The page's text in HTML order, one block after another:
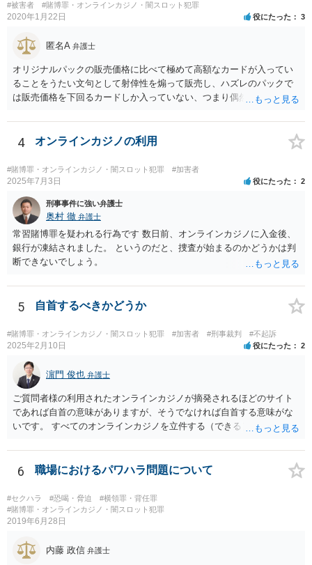
#被害者 #賭博罪・オンラインカジノ・闇スロット犯罪
2020年1月22日 役にたった 3
匿名A 弁護士
オリジナルパックの販売価格に比べて極めて高額なカードが入ってい
ることをうたい文句として射倖性を煽って販売し、ハズレのパックで
は販売価格を下回るカードしか入っていない、つまり偶然によってあ
能性はあると考えられます。警察が見過ごせない規模になった途端に
販売元を摘発、ということもあり得るでしょう。他方で、数回買って
しているユーチューバーなどを除けば）摘発はされないと思われま
す。また、福袋のように購入価格と同程度以上の品物が必ず入ってい
ると信じていたのであれば、賭博の故意はなく犯罪にはあたらないで
しょう。 この点、例えば木曽崇さんが賭博にあたる可能性を指摘して
いますが、その内容は正当だと思います。
4 オンラインカジノの利用
#賭博罪・オンラインカジノ・闇スロット犯罪 #加害者
2025年7月3日 役にたった 2
刑事事件に強い弁護士
奥村 徹 弁護士
常習賭博罪を疑われる行為です 数日前、オンラインカジノに入金後、
銀行が凍結されました。 というのだと、捜査が始まるのかどうかは判
断できないでしょう。
5 自首するべきかどうか
#賭博罪・オンラインカジノ・闇スロット犯罪 #加害者 #刑事裁判 #不起訴
2025年2月10日 役にたった 2
濵門 俊也 弁護士
ご質問者様の利用されたオンラインカジノが摘発されるほどのサイト
であれば自首の意味がありますが、そうでなければ自首する意味がな
いです。 すべてのオンラインカジノを立件する（できる）わけでもな
6 職場におけるパワハラ問題について
#セクハラ #恐喝・脅迫
#横領罪・背任罪
#賭博罪・オンラインカジノ・闇スロット犯罪
2019年6月28日
内藤 政信 弁護士